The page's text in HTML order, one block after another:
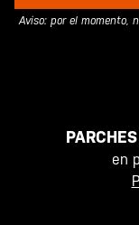
Aviso: por el momento,
en